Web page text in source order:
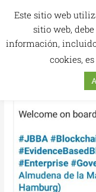
Este sitio web
sitio web,
información,
cookies,